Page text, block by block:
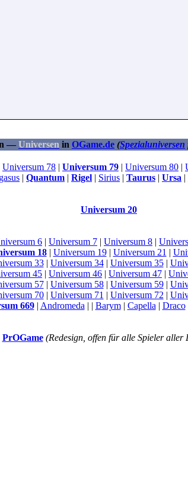
— Universen in OGame.de (Spezialuniversen
Universum 78 | Universum 79 | Universum 80 |
| Quantum | Rigel | Sirius | Taurus | Ursa |
Universum 20
6 | Universum 7 | Universum 8 |
18| Universum 19| Universum 21 |
33| Universum 34| Universum 35|
45 | Universum 46 | Universum 47 |
57| Universum 58| Universum 59|
70| Universum 71 | Universum 72 |
669| Andromeda | | Barym| Capella | Draco
PrOGame (Redesign, offen für alle Spieler aller